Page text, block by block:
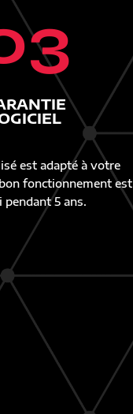
est adapté à votre
fonctionnement est
pendant 5 ans.